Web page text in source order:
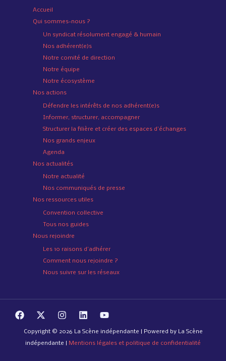
Accueil
Qui sommes-nous ?
Un syndicat résolument engagé & humain
Nos adhérent(e)s
Notre comité de direction
Notre équipe
Notre écosystème
Nos actions
Défendre les intérêts de nos adhérent(e)s
Informer, structurer, accompagner
Structurer la filière et créer des espaces d’échanges
Nos grands enjeux
Agenda
Nos actualités
Notre actualité
Nos communiqués de presse
Nos ressources utiles
Convention collective
Tous nos guides
Nous rejoindre
Les 10 raisons d’adhérer
Comment nous rejoindre ?
Nous suivre sur les réseaux
Copyright © 2026 La Scène indépendante | Powered by La Scène
indépendante |
Mentions légales et politique de confidentialité